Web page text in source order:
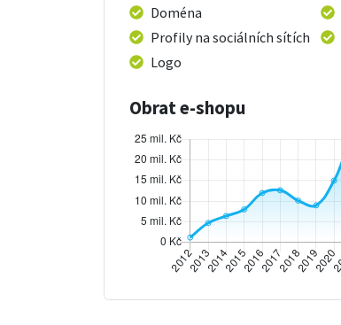
Doména
Profily na sociálních sítích
Logo
Obrat e-shopu